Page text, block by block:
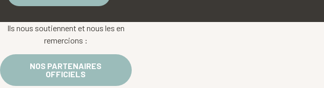
Ils nous soutiennent et nous les en
remercions :
NOS PARTENAIRES
OFFICIELS